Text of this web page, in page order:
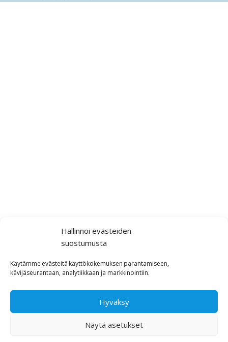
Hallinnoi evästeiden
suostumusta
Käytämme evästeitä käyttökokemuksen parantamiseen,
kävijäseurantaan, analytiikkaan ja markkinointiin.
Hyväksy
Näytä asetukset